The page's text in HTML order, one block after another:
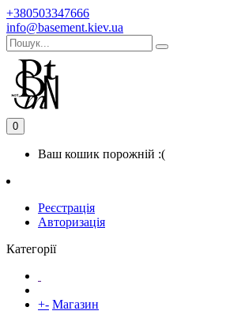
+380503347666
info@basement.kiev.ua
0
Ваш кошик порожній :(
Реєстрація
Авторизація
Категорії
+- Магазин